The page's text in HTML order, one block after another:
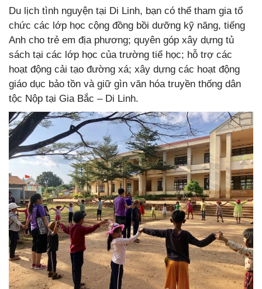
Du lịch tình nguyện tại Di Linh, bạn có thể tham gia tổ
chức các lớp học cộng đồng bồi dưỡng kỹ năng, tiếng
Anh cho trẻ em địa phương; quyên góp xây dựng tủ
sách tại các lớp học của trường tiể học; hỗ trợ các
hoạt động cải tạo đường xá; xây dựng các hoạt động
giáo dục bảo tồn và giữ gìn văn hóa truyền thống dân
tộc Nộp tại Gia Bắc – Di Linh.